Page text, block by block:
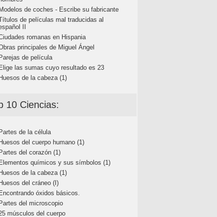
de coches - Escribe su fabricante
de películas mal traducidas al
II
romanas en Hispania
principales de Miguel Ángel
de película
las sumas cuyo resultado es 23
de la cabeza (1)
10 Ciencias:
de la célula
del cuerpo humano (1)
del corazón (1)
químicos y sus símbolos (1)
de la cabeza (1)
del cráneo (I)
óxidos básicos.
del microscopio
músculos del cuerpo